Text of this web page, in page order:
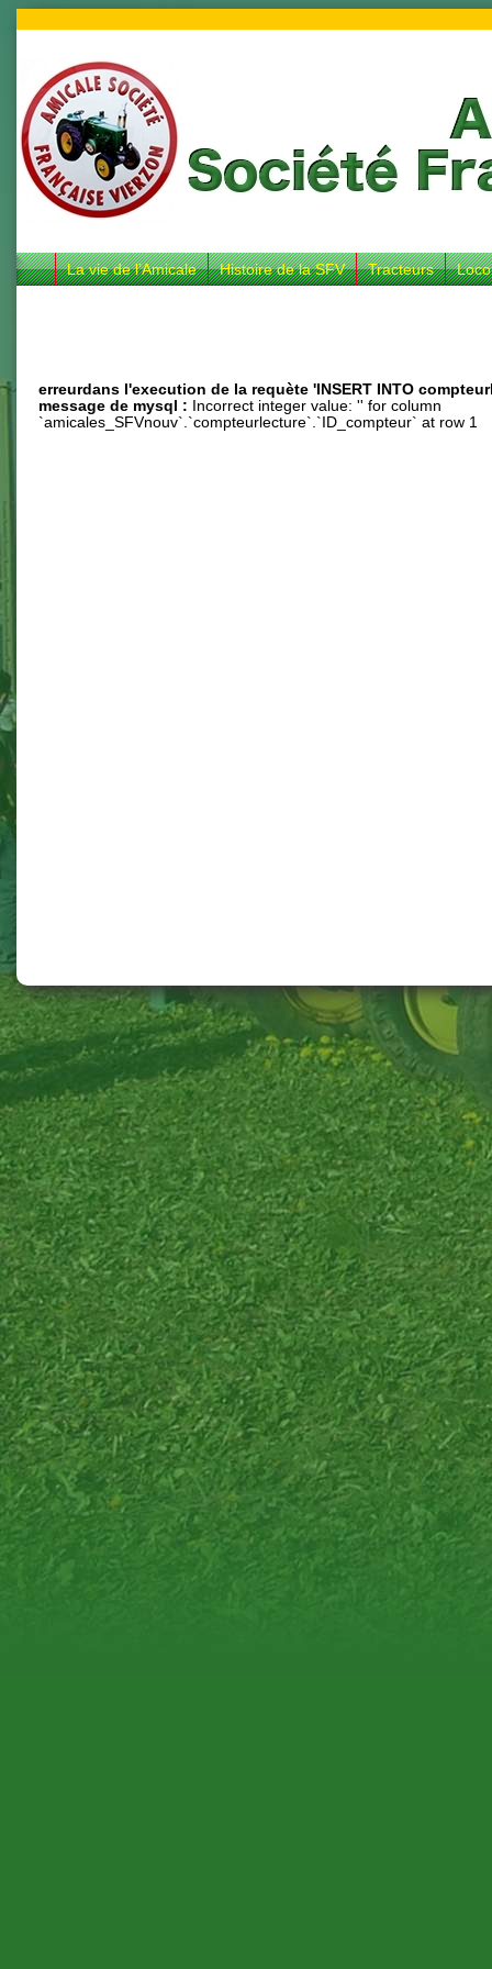
La vie de l’Amicale Histoire de la SFV Tracteurs
erreurdans l'execution de la requète 'INSERT INTO
message de mysql :
Incorrect integer value: '' for column
`amicales_SFVnouv`.`compteurlecture`.`ID_compteur` at row 1